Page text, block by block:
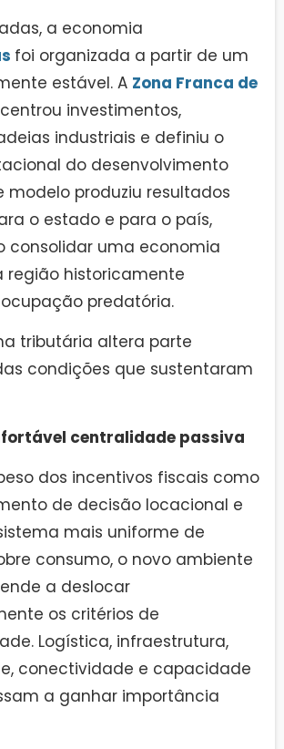
a economia
foi organizada a partir de um
estável. A Zona Franca de
investimentos,
industriais e definiu o
do desenvolvimento
modelo produziu resultados
o estado e para o país,
consolidar uma economia
região historicamente
predatória.
tributária altera parte
condições que sustentaram
centralidade passiva
dos incentivos fiscais como
de decisão locacional e
mais uniforme de
consumo, o novo ambiente
a deslocar
os critérios de
Logística, infraestrutura,
conectividade e capacidade
a ganhar importância